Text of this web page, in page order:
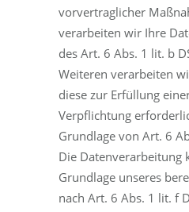
vorvertraglicher
verarbeiten wir Ihre
des Art. 6 Abs. 1 lit. b
Weiteren verarbeiten
diese zur Erfüllung
Verpflichtung
Grundlage von Art. 6
Die Datenverarbeitung
Grundlage unseres
nach Art. 6 Abs. 1 lit. f